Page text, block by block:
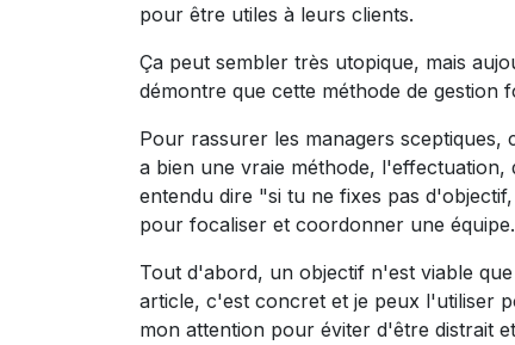
pour être utiles à leurs clients.
Ça peut sembler très utopique, mais
démontre que cette méthode de gestion
Pour rassurer les managers
a bien une vraie méthode,
entendu dire "si tu ne fixes pas
pour focaliser et coordonner une
Tout d'abord, un objectif n'est viable
article, c'est concret et je peux l'utiliser
mon attention pour éviter d'être distrait